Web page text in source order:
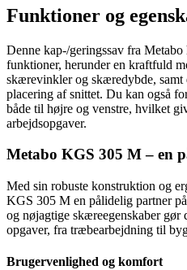
Funktioner og
Denne kap-/geringssav fra Metabo
funktioner, herunder en kraftfuld
skærevinkler og skæredybde, samt
placering af snittet. Du kan også
både til højre og venstre, hvilket
arbejdsopgaver.
Metabo KGS 305 M – en
Med sin robuste konstruktion og
KGS 305 M en pålidelig partner
og nøjagtige skæreegenskaber
opgaver, fra træbearbejdning til
Brugervenlighed og komfort